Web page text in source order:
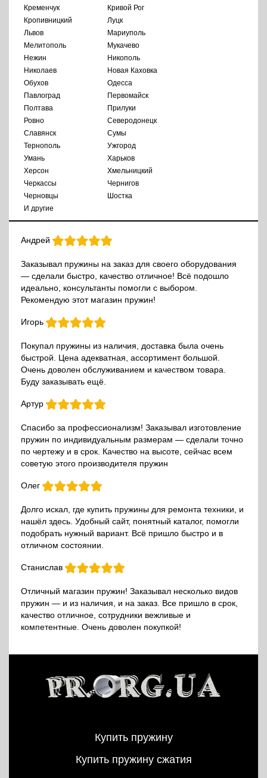
Кременчук
Кривой Рог
Кропивницкий
Луцк
Львов
Мариуполь
Мелитополь
Мукачево
Нежин
Никополь
Николаев
Новая Каховка
Обухов
Одесса
Павлоград
Первомайск
Полтава
Прилуки
Ровно
Северодонецк
Славянск
Сумы
Тернополь
Ужгород
Умань
Харьков
Херсон
Хмельницкий
Черкассы
Чернигов
Черновцы
Шостка
И другие
Андрей
Заказывал пружины на заказ для своего оборудования
— сделали быстро, качество отличное! Всё подошло
идеально, консультанты помогли с выбором.
Рекомендую этот магазин пружин!
Игорь
Покупал пружины из наличия, доставка была очень
быстрой. Цена адекватная, ассортимент большой.
Очень доволен обслуживанием и качеством товара.
Буду заказывать ещё.
Артур
Спасибо за профессионализм! Заказывал изготовление
пружин по индивидуальным размерам — сделали точно
по чертежу и в срок. Качество на высоте, сейчас всем
советую этого производителя пружин
Олег
Долго искал, где купить пружины для ремонта техники, и
нашёл здесь. Удобный сайт, понятный каталог, помогли
подобрать нужный вариант. Всё пришло быстро и в
отличном состоянии.
Станислав
Отличный магазин пружин! Заказывал несколько видов
пружин — и из наличия, и на заказ. Все пришло в срок,
качество отличное, сотрудники вежливые и
компетентные. Очень доволен покупкой!
Купить пружину
Купить пружину сжатия